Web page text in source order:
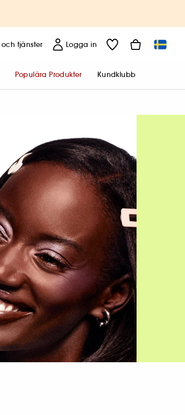
och tjänster Logga in
Populära Produkter Kundklubb